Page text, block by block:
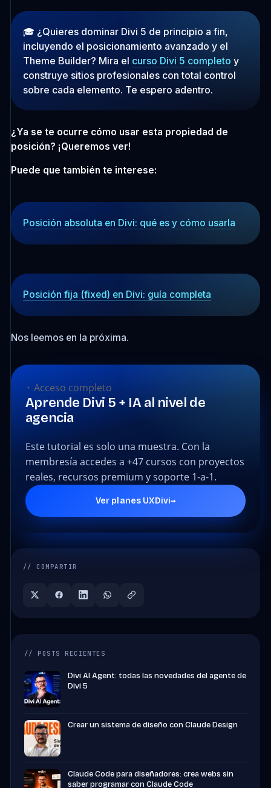
🎓 ¿Quieres dominar Divi 5 de principio a fin,
incluyendo el posicionamiento avanzado y el
Theme Builder? Mira el curso Divi 5 completo y
construye sitios profesionales con total control
sobre cada elemento. Te espero adentro.
¿Ya se te ocurre cómo usar esta propiedad de
posición? ¡Queremos ver!
Puede que también te interese:
Posición absoluta en Divi: qué es y cómo usarla
Posición fija (fixed) en Divi: guía completa
Nos leemos en la próxima.
Acceso completo
Aprende Divi 5 + IA al nivel de
agencia
Este tutorial es solo una muestra. Con la
membresía accedes a +47 cursos con proyectos
reales, recursos premium y soporte 1-a-1.
Ver planes UXDivi→
// COMPARTIR
// POSTS RECIENTES
Divi AI Agent: todas las novedades del agente de
Divi 5
Crear un sistema de diseño con Claude Design
Claude Code para diseñadores: crea webs sin
saber programar con Claude Code